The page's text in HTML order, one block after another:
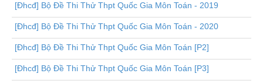
[Đhcđ] Bộ Đề Thi Thử Thpt Quốc Gia Môn Toán - 2019
[Đhcđ] Bộ Đề Thi Thử Thpt Quốc Gia Môn Toán - 2020
[Đhcđ] Bộ Đề Thi Thử Thpt Quốc Gia Môn Toán [P2]
[Đhcđ] Bộ Đề Thi Thử Thpt Quốc Gia Môn Toán [P3]